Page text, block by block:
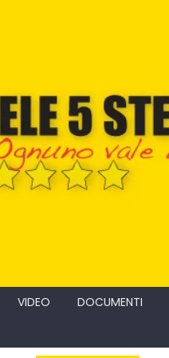
VIDEO
DOCUMENTI